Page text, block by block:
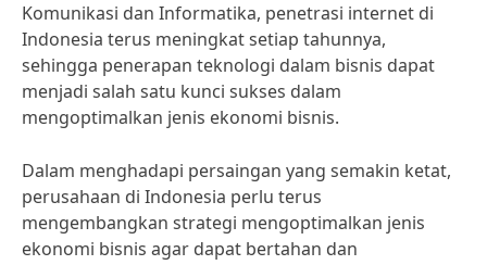
Komunikasi dan Informatika, penetrasi internet di
Indonesia terus meningkat setiap tahunnya,
sehingga penerapan teknologi dalam bisnis dapat
menjadi salah satu kunci sukses dalam
mengoptimalkan jenis ekonomi bisnis.
Dalam menghadapi persaingan yang semakin ketat,
perusahaan di Indonesia perlu terus
mengembangkan strategi mengoptimalkan jenis
ekonomi bisnis agar dapat bertahan dan